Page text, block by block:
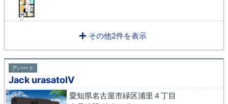
その他2件を表示
アパート
Jack urasatoⅣ
愛知県名古屋市緑区浦里４丁目